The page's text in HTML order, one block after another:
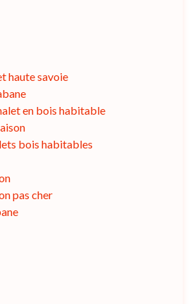
haute savoie
en bois habitable
bois habitables
pas cher